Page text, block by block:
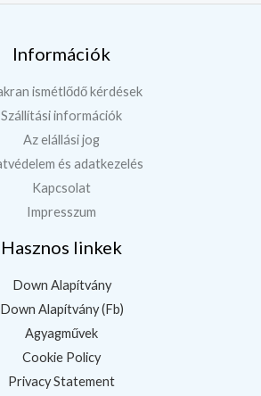
Információk
ismétlődő kérdések
Szállítási információk
Az elállási jog
és adatkezelés
Kapcsolat
Impresszum
Hasznos linkek
Down Alapítvány
Down Alapítvány (Fb)
Agyagművek
Cookie Policy
Privacy Statement